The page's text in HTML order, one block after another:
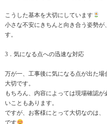
こうした基本を大切にしています
小さな不安にきちんと向き合う姿勢
す。
3．気になる点への迅速な対応
万が一、工事後に気になる点が出た
大切です。
もちろん、内容によっては現場確認
いこともあります。
ですが、お客様にとって大切なのは
です